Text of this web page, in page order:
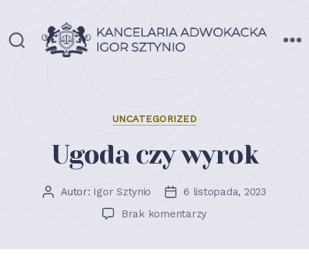
Kategorie
UNCATEGORIZED
Ugoda czy wyrok
AutorAutor: Igor Sztynio
Data
wpisu
6 listopada, 2023
Brak komentarzydo